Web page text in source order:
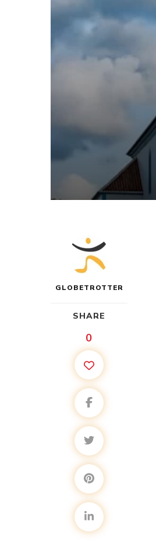
GLOBETROTTER
SHARE
0